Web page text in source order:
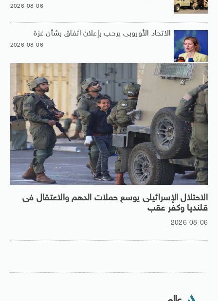
2026-08-06
الاتحاد الأوروبى يرحب بإعلان اتفاق بشأن غزة
2026-08-06
الاحتلال الإسرائيلى يوسع حملات الدهم والاعتقال فى
قلنديا وكفر عقب
2026-08-06